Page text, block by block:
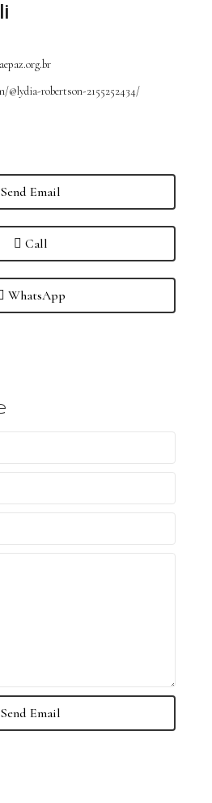
@lydia-robertson-2155252434/
Send Email
Call
WhatsApp